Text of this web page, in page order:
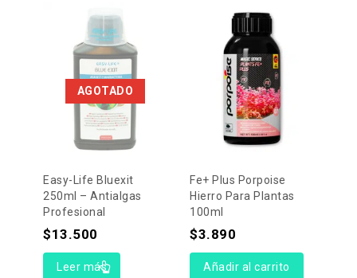
AGOTADO
Easy-Life Bluexit
250ml – Antialgas
Profesional
$13.500
Leer más
Fe+ Plus Porpoise
Hierro Para Plantas
100ml
$3.890
Añadir al carrito